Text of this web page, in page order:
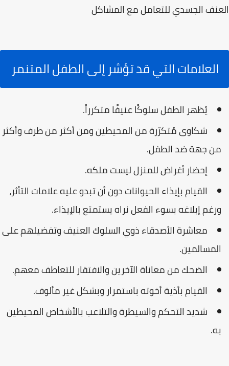
العنف الجسدي للتعامل مع المشاكل
العلامات التي قد تؤشر إلى الطفل المتنمر
يُظهر الطفل سلوكًا عنيفًا متكرراً.
شكاوى مُتكرّرة من المحيطين ومن أكثر من طرف وأكثر
من جهة ضد الطفل.
إحضار أغراض للمنزل ليست ملكه.
القيام بإيذاء الحيوانات دون أن تبدو عليه علامات التأثر،
ورغم إبلاغه بسوء الفعل نراه يستمتع بالإيذاء.
معاشرة الأصدقاء ذوي السلوك العنيف وتفضيلهم على
المسالمين.
الضحك من معاناة الآخرين والافتقار للتعاطف معهم.
القيام بأذية أخوته باستمرار وبشكل غير مألوف.
شديد التحكم والسيطرة والتلاعب بالأشخاص المحيطين
به.